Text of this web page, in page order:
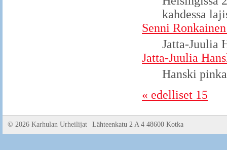
kahdessa
Senni
Jatta-Juulia
Jatta-Juulia
Hanski
« edelliset 15
© 2026 Karhulan Urheilijat Lähteenkatu 2 A 4 48600 Kotka